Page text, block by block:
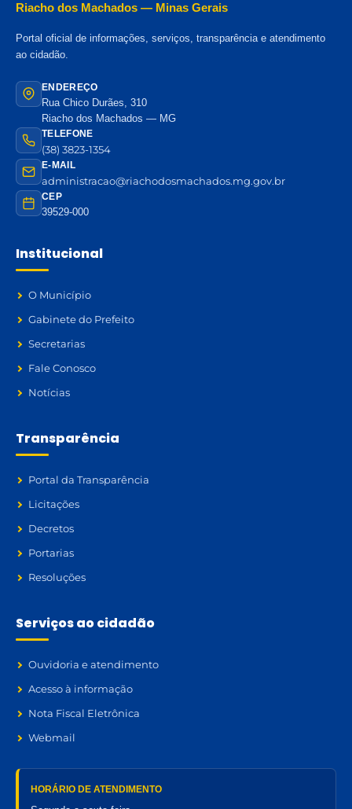
Riacho dos Machados — Minas Gerais
Portal oficial de informações, serviços, transparência e atendimento
ao cidadão.
ENDEREÇO
Rua Chico Durães, 310
Riacho dos Machados — MG
TELEFONE
(38) 3823-1354
E-MAIL
administracao@riachodosmachados.mg.gov.br
CEP
39529-000
Institucional
O Município
Gabinete do Prefeito
Secretarias
Fale Conosco
Notícias
Transparência
Portal da Transparência
Licitações
Decretos
Portarias
Resoluções
Serviços ao cidadão
Ouvidoria e atendimento
Acesso à informação
Nota Fiscal Eletrônica
Webmail
HORÁRIO DE ATENDIMENTO